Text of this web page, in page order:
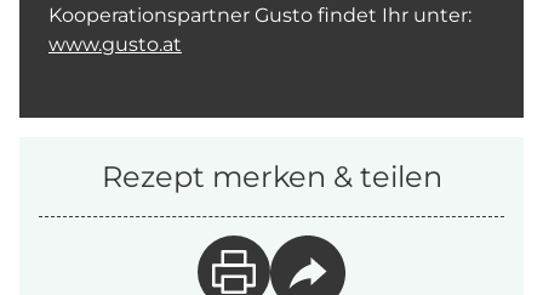
Kooperationspartner Gusto findet Ihr unter:
www.gusto.at
Rezept merken & teilen